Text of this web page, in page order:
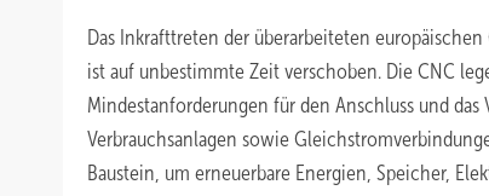
Das Inkrafttreten der überarbeiteten
ist auf unbestimmte Zeit verschoben. Die CNC
Mindestanforderungen für den Anschluss und das
Verbrauchsanlagen sowie
Baustein, um erneuerbare Energien, Speicher,